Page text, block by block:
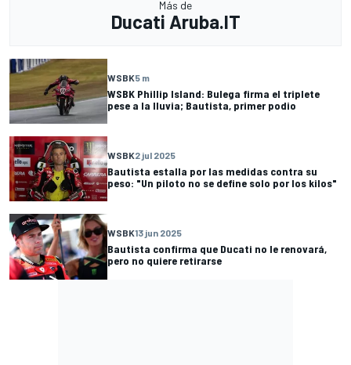
Más de
Ducati Aruba.IT
WSBK5 m
WSBK Phillip Island: Bulega firma el triplete
pese a la lluvia; Bautista, primer podio
WSBK2 jul 2025
Bautista estalla por las medidas contra su
peso: "Un piloto no se define solo por los kilos"
WSBK13 jun 2025
Bautista confirma que Ducati no le renovará,
pero no quiere retirarse